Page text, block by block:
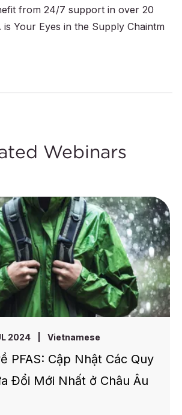
from 24/7 support in over 20
is Your Eyes in the Supply Chaintm
Webinars
2024 Vietnamese
PFAS: Cập Nhật Các Quy
Đổi Mới Nhất ở Châu Âu